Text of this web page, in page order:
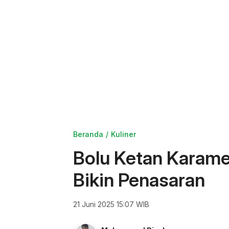
Beranda Kuliner
Bolu Ketan
Bikin Penasaran
21 Juni 2025 15:07 WIB